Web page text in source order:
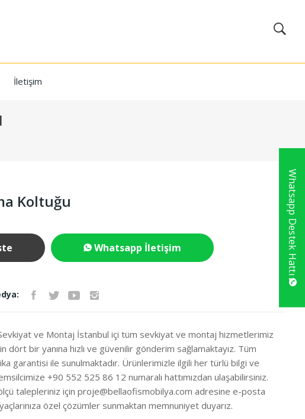
İletişim
Koltuğu
Whatsapp İletişim
ve Montaj İstanbul içi tüm sevkiyat ve montaj hizmetlerimiz
dört bir yanına hızlı ve güvenilir gönderim sağlamaktayız. Tüm
garantisi ile sunulmaktadır. Ürünlerimizle ilgili her türlü bilgi ve
+90 552 525 86 12 numaralı hattımızdan ulaşabilirsiniz.
talepleriniz için proje@bellaofismobilya.com adresine e-posta
özel çözümler sunmaktan memnuniyet duyarız.
Whatsapp Destek Hattı